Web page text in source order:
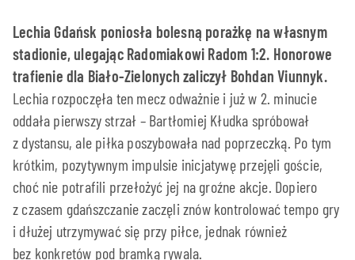
Lechia Gdańsk poniosła bolesną porażkę na własnym
stadionie, ulegając Radomiakowi Radom 1:2. Honorowe
trafienie dla Biało-Zielonych zaliczył Bohdan Viunnyk.
Lechia rozpoczęła ten mecz odważnie i już w 2. minucie
oddała pierwszy strzał – Bartłomiej Kłudka spróbował
z dystansu, ale piłka poszybowała nad poprzeczką. Po tym
krótkim, pozytywnym impulsie inicjatywę przejęli goście,
choć nie potrafili przełożyć jej na groźne akcje. Dopiero
z czasem gdańszczanie zaczęli znów kontrolować tempo gry
i dłużej utrzymywać się przy piłce, jednak również
bez konkretów pod bramką rywala.